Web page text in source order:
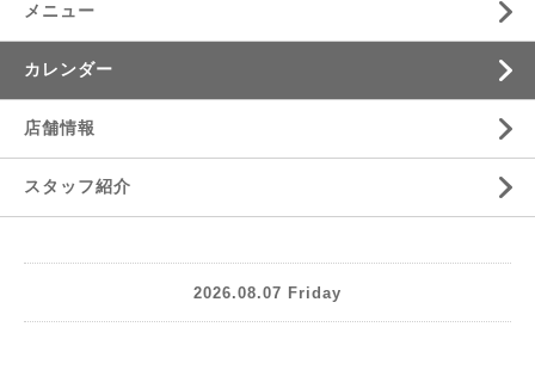
メニュー
カレンダー
店舗情報
スタッフ紹介
2026.08.07 Friday